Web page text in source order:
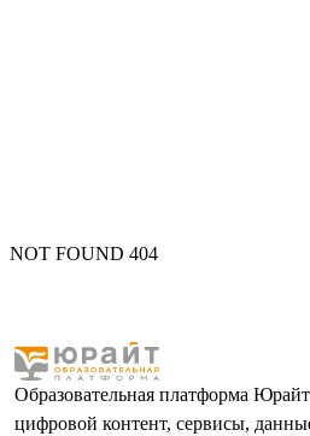
NOT FOUND 404
Образовательная платформа
цифровой контент, сервисы,